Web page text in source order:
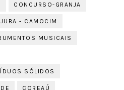
CONCURSO-GRANJA
- CAMOCIM
MUSICAIS
SÓLIDOS
COREAÚ